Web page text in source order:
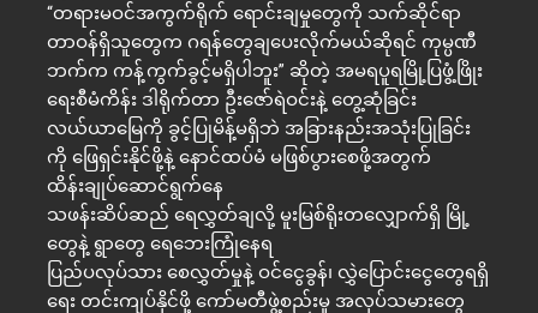
“တရားမဝင်အကွက်ရိုက် ရောင်းချမှုတွေကို သက်ဆိုင်ရာ
တာဝန်ရှိသူတွေက ဂရန်တွေချပေးလိုက်မယ်ဆိုရင် ကုမ္ပဏီ
ဘက်က ကန့်ကွက်ခွင့်မရှိပါဘူး” ဆိုတဲ့ အမရပူရမြို့ပြဖွံ့ဖြိုး
ရေးစီမံကိန်း ဒါရိုက်တာ ဦးဇော်ရဲဝင်းနဲ့ တွေ့ဆုံခြင်း
လယ်ယာမြေကို ခွင့်ပြုမိန့်မရှိဘဲ အခြားနည်းအသုံးပြုခြင်း
ကို ဖြေရှင်းနိုင်ဖို့နဲ့ နောင်ထပ်မံ မဖြစ်ပွားစေဖို့အတွက်
ထိန်းချုပ်ဆောင်ရွက်နေ
သဖန်းဆိပ်ဆည် ရေလွှတ်ချလို့ မူးမြစ်ရိုးတလျှောက်ရှိ မြို့
တွေနဲ့ ရွာတွေ ရေဘေးကြုံနေရ
ပြည်ပလုပ်သား စေလွှတ်မှုနဲ့ ဝင်ငွေခွန်၊ လွှဲပြောင်းငွေတွေရရှိ
ရေး တင်းကျပ်နိုင်ဖို့ ကော်မတီဖွဲ့စည်းမှု အလုပ်သမားတွေ